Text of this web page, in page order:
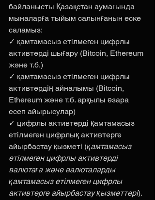
байланысты Қазақстан аумағында
мыналарға тыйым салынғанын еске
саламыз:
✓ қамтамасыз етілмеген цифрлы
активтерді шығару (Bitcoin, Ethereum
және т.б.)
✓ қамтамасыз етілмеген цифрлы
активтердің айналымы (Bitcoin,
Ethereum және т.б. арқылы өзара
есеп айырысулар)
✓ цифрлы активтерді қамтамасыз
етілмеген цифрлық активтерге
айырбастау қызметі (қамтамасыз
етілмеген цифрлы активтерді
валютаға және валюталарды
қамтамасыз етілмеген цифрлы
активтерге айырбастау қызметтері).